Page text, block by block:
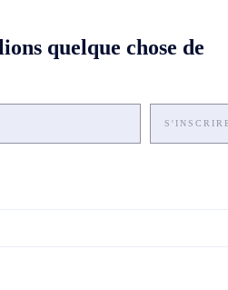
quelque chose de